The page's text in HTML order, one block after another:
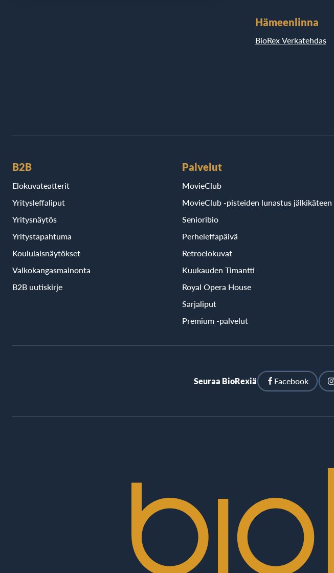
Hämeenlinna
BioRex Verkatehdas
B2B
Elokuvateatterit
Yritysleffaliput
Yritysnäytös
Yritystapahtuma
Koululaisnäytökset
Valkokangasmainonta
B2B uutiskirje
Palvelut
MovieClub
MovieClub -pisteiden lunastus jälkikäteen
Senioribio
Perheleffapäivä
Retroelokuvat
Kuukauden Timantti
Royal Opera House
Sarjaliput
Premium -palvelut
Seuraa BioRexiä Facebook